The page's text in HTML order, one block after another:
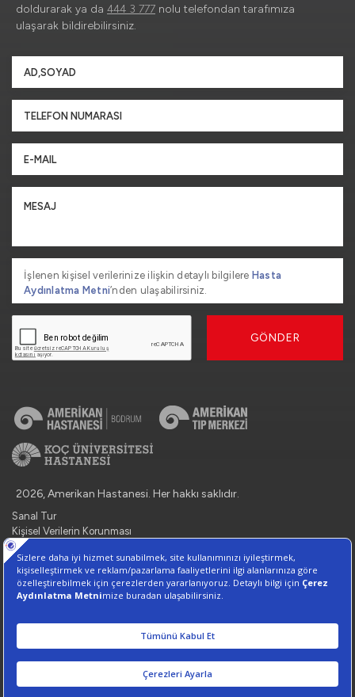
doldurarak ya da 444 3 777 nolu telefondan tarafımıza
ulaşarak bildirebilirsiniz.
İşlenen kişisel verilerinize ilişkin detaylı bilgilere Hasta
Aydınlatma Metni’nden ulaşabilirsiniz.
GÖNDER
2026, Amerikan Hastanesi. Her hakkı saklıdır.
Sanal Tur
Kişisel Verilerin Korunması
Bilgi Toplumu Hizmetleri
İletişim: 444 3 777
Çerez Tercihlerini Yönetin